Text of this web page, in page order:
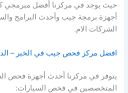
حيث يوجد في مركزنا أفضل مبرمجي
أجهزة برمجة جيب وأحدث البرامج
الشركات الام.
افضل مركز فحص جيب في الخبر –
يتوفر في مركزنا أحدث أجهزة فحص
المتخصصين في فخص السيارات: